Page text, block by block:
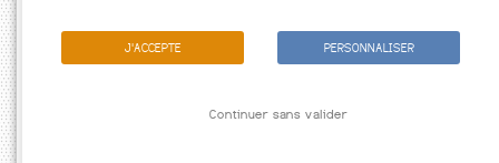
J'ACCEPTE PERSONNALISER
Continuer sans valider